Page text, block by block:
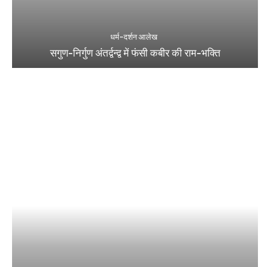
धर्म-दर्शन आलेख
सगुण-निर्गुण अंतर्द्वन्द्व में फंसी कबीर की राम-भक्ति